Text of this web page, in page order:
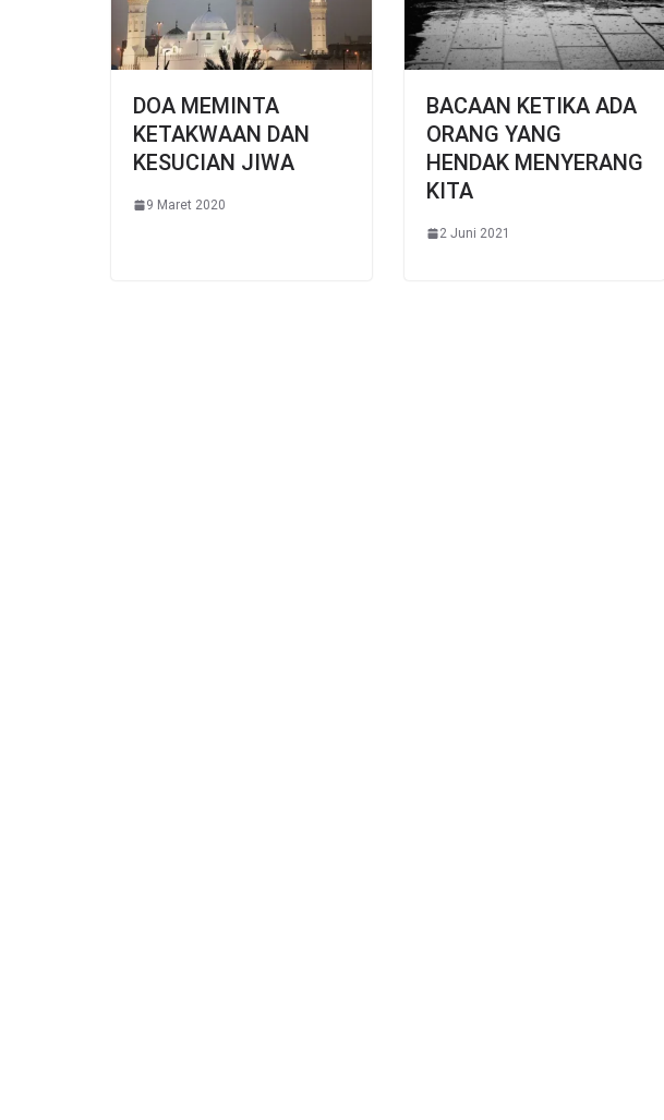
DOA MEMINTA
KETAKWAAN DAN
KESUCIAN JIWA
9 Maret 2020
BACAAN KETIKA ADA
ORANG YANG
HENDAK MENYERANG
KITA
2 Juni 2021